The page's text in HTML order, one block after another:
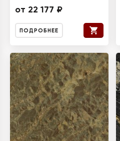
от 22 177 ₽
ПОДРОБНЕЕ